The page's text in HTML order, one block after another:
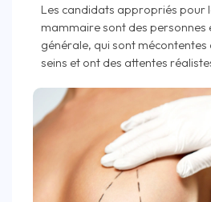
Les candidats appropriés pour
mammaire sont des personnes
générale, qui sont
seins et ont des attentes